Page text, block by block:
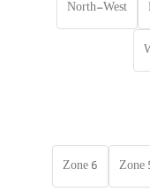
North-West
Zone
Zone 6